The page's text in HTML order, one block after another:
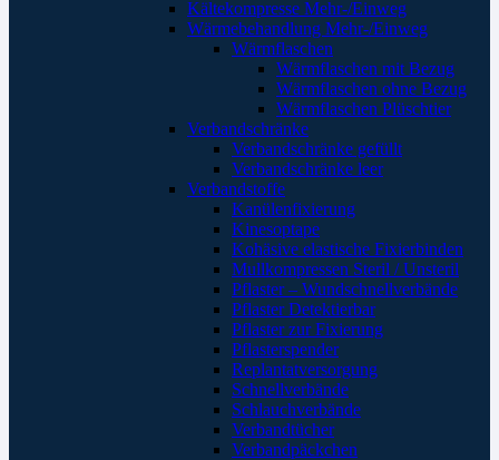
Kältekompresse Mehr-/Einweg
Wärmebehandlung Mehr-/Einweg
Wärmflaschen
Wärmflaschen mit Bezug
Wärmflaschen ohne Bezug
Wärmflaschen Plüschtier
Verbandschränke
Verbandschränke gefüllt
Verbandschränke leer
Verbandstoffe
Kanülenfixierung
Kinesoptape
Kohäsive elastische Fixierbinden
Mullkompressen Steril / Unsteril
Pflaster – Wundschnellverbände
Pflaster Detektierbar
Pflaster zur Fixierung
Pflasterspender
Replantatversorgung
Schnellverbände
Schlauchverbände
Verbandtücher
Verbandpäckchen